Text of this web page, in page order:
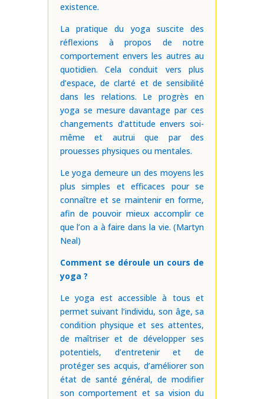
existence.
La pratique du yoga suscite des
réflexions à propos de notre
comportement envers les autres au
quotidien. Cela conduit vers plus
d’espace, de clarté et de sensibilité
dans les relations. Le progrès en
yoga se mesure davantage par ces
changements d’attitude envers soi-
même et autrui que par des
prouesses physiques ou mentales.
Le yoga demeure un des moyens les
plus simples et efficaces pour se
connaître et se maintenir en forme,
afin de pouvoir mieux accomplir ce
que l’on a à faire dans la vie. (Martyn
Neal)
Comment se déroule un cours de
yoga ?
Le yoga est accessible à tous et
permet suivant l’individu, son âge, sa
condition physique et ses attentes,
de maîtriser et de développer ses
potentiels, d’entretenir et de
protéger ses acquis, d’améliorer son
état de santé général, de modifier
son comportement et sa vision du